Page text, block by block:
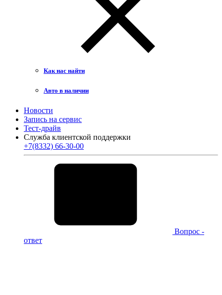
Как нас найти
Авто в наличии
Новости
Запись на сервис
Тест-драйв
Служба клиентской поддержки
+7(8332) 66-30-00
Вопрос -
ответ